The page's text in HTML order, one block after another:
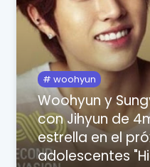
woohyun
Woohyun y
con Jihyun de
estrella en el
adolescentes